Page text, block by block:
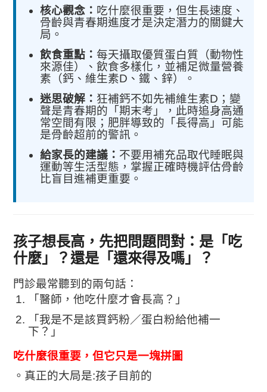
核心觀念： 吃什麼很重要，但生長速度、
骨齡與青春期進度才是決定潛力的關鍵大
局。
飲食重點：每天攝取優質蛋白質（動物性
來源佳）、飲食多樣化，並補足微量營養
素（鈣、維生素D、鐵、鋅）。
迷思破解： 狂補鈣不如先補維生素D；變
聲是青春期的「期末考」，此時追身高通
常空間有限；肥胖導致的「長得高」可能
是骨齡超前的警訊。
給家長的建議： 不要用補充品取代睡眠與
運動等生活型態，掌握正確時機評估骨齡
比盲目進補更重要。
孩子想長高，先把問題問對：是「吃
什麼」？還是「還來得及嗎」？
門診最常聽到的兩句話：
「醫師，他吃什麼才會長高？」
「我是不是該買鈣粉／蛋白粉給他補一
下？」
吃什麼很重要，但它只是一塊拼圖
。真正的大局是:孩子目前的